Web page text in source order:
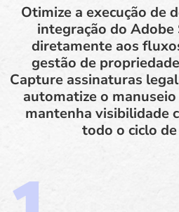
Otimize a execução de
integração do Adobe
diretamente aos
gestão de
Capture assinaturas
automatize o
mantenha visibilidade
todo o ciclo